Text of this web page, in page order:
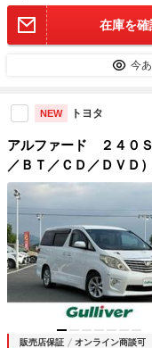
在庫を
今
NEW トヨタ
アルファード ２４０
／ＢＴ／ＣＤ／ＤＶＤ
モニター／バックカメ
サー／オートライト／
販売店保証 オンライン商談可